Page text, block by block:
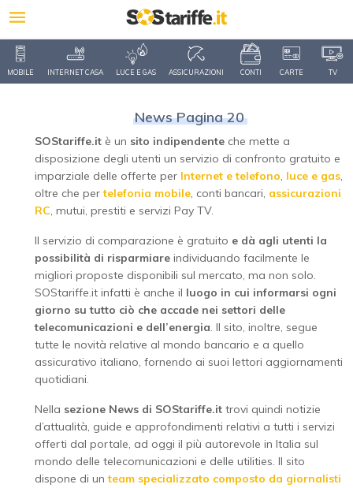
MOBILE INTERNET CASA LUCE E GAS ASSICURAZIONI CONTI CARTE TV
News Pagina 20
SOStariffe.it è un sito indipendente che mette a
disposizione degli utenti un servizio di confronto gratuito e
imparziale delle offerte per Internet e telefono, luce e gas,
oltre che pertelefonia mobile, conti bancari, assicurazioni
RC, mutui, prestiti e servizi Pay TV.
Il servizio di comparazione è gratuito e dà agli utenti la
possibilità di risparmiare individuando facilmente le
migliori proposte disponibili sul mercato, ma non solo.
SOStariffe.it infatti è anche il luogo in cui informarsi ogni
giorno su tutto ciò che accade nei settori delle
telecomunicazioni e dell’energia. Il sito, inoltre, segue
tutte le novità relative al mondo bancario e a quello
assicurativo italiano, fornendo ai suoi lettori aggiornamenti
quotidiani.
Nella sezione News di SOStariffe.it trovi quindi notizie
d’attualità, guide e approfondimenti relativi a tutti i servizi
offerti dal portale, ad oggi il più autorevole in Italia sul
mondo delle telecomunicazioni e delle utilities. Il sito
dispone di unteam specializzato composto da giornalisti